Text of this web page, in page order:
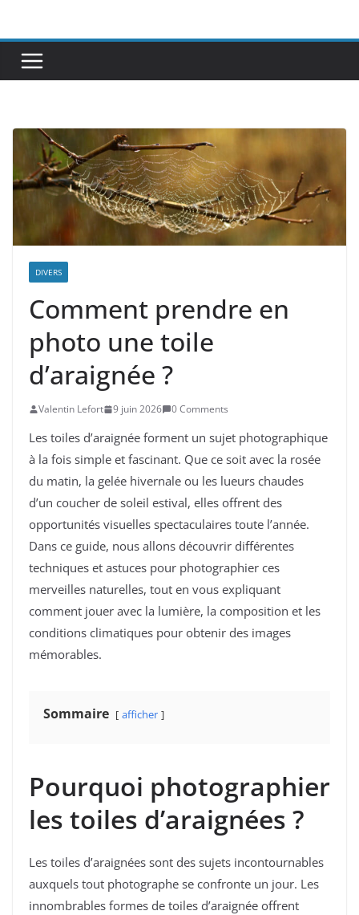
contenu
DIVERS
Comment prendre en
photo une toile
d’araignée ?
Valentin Lefort 9 juin 2026 0 Comments
Les toiles d’araignée forment un sujet photographique
à la fois simple et fascinant. Que ce soit avec la rosée
du matin, la gelée hivernale ou les lueurs chaudes
d’un coucher de soleil estival, elles offrent des
opportunités visuelles spectaculaires toute l’année.
Dans ce guide, nous allons découvrir différentes
techniques et astuces pour photographier ces
merveilles naturelles, tout en vous expliquant
comment jouer avec la lumière, la composition et les
conditions climatiques pour obtenir des images
mémorables.
Sommaire afficher
Pourquoi photographier
les toiles d’araignées ?
Les toiles d’araignées sont des sujets incontournables
auxquels tout photographe se confronte un jour. Les
innombrables formes de toiles d’araignée offrent